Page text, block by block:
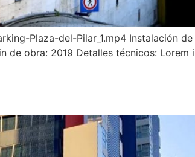
Plaza-del-Pilar_1.mp4 Instalación
de obra: 2019 Detalles técnicos: